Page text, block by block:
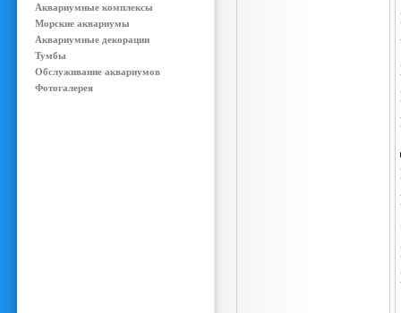
Аквариумные комплексы
Морские аквариумы
Аквариумные декорации
Тумбы
Обслуживание аквариумов
Фотогалерея